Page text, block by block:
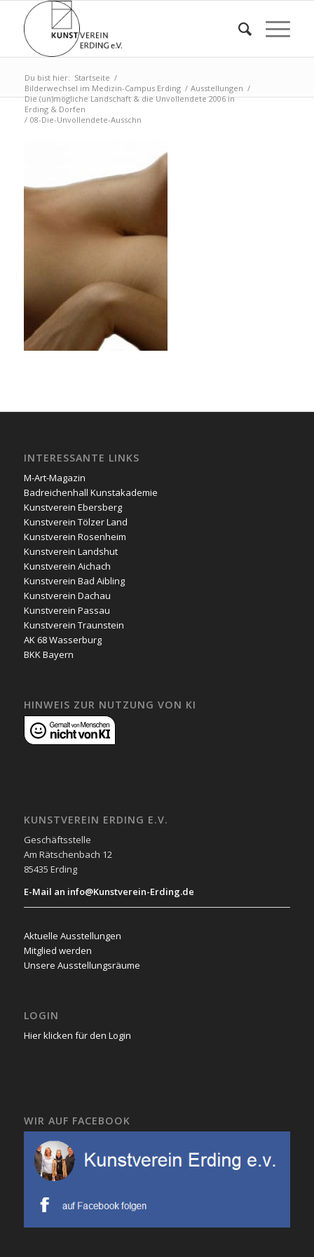
Du bist hier: Startseite /
Bilderwechsel im Medizin-Campus Erding / Ausstellungen /
Die (un)mögliche Landschaft & die Unvollendete 2006 in
Erding & Dorfen
/ 08-Die-Unvollendete-Ausschn
INTERESSANTE LINKS
M-Art-Magazin
Badreichenhall Kunstakademie
Kunstverein Ebersberg
Kunstverein Tölzer Land
Kunstverein Rosenheim
Kunstverein Landshut
Kunstverein Aichach
Kunstverein Bad Aibling
Kunstverein Dachau
Kunstverein Passau
Kunstverein Traunstein
AK 68 Wasserburg
BKK Bayern
HINWEIS ZUR NUTZUNG VON KI
KUNSTVEREIN ERDING E.V.
Geschäftsstelle
Am Rätschenbach 12
85435 Erding
E-Mail an info@Kunstverein-Erding.de
Aktuelle Ausstellungen
Mitglied werden
Unsere Ausstellungsräume
LOGIN
Hier klicken für den Login
WIR AUF FACEBOOK